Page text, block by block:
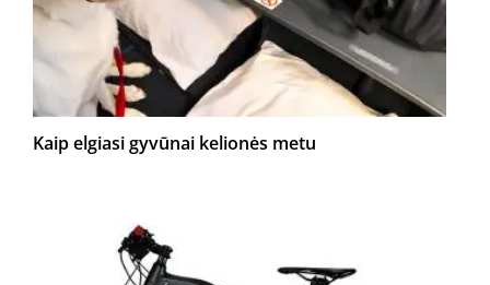
Kaip elgiasi gyvūnai kelionės metu